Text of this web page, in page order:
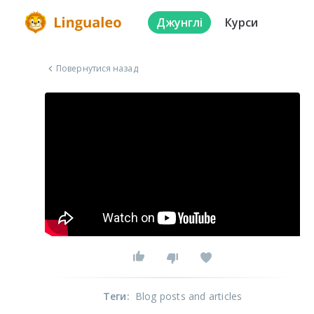
Джунглі Курси
Повернутися назад
Теги: Blog posts and articles